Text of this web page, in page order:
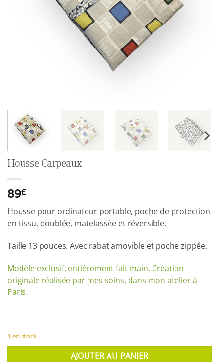
Housse Carpeaux
89€
Housse pour ordinateur portable, poche de protection
en tissu, doublée, matelassée et réversible.
Taille 13 pouces. Avec rabat amovible et poche zippée.
Modèle exclusif, entièrement fait main. Création
originale réalisée par mes soins, dans mon atelier à
Paris.
1 en stock
AJOUTER AU PANIER